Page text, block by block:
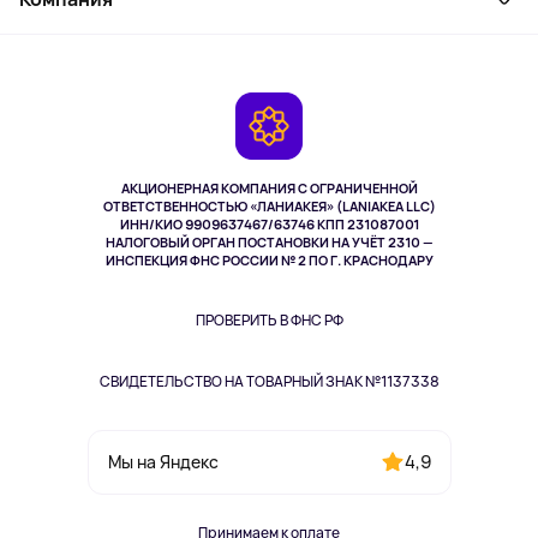
АКЦИОНЕРНАЯ КОМПАНИЯ С ОГРАНИЧЕННОЙ
ОТВЕТСТВЕННОСТЬЮ «ЛАНИАКЕЯ» (LANIAKEA LLC)
ИНН/КИО 9909637467/63746 КПП 231087001
НАЛОГОВЫЙ ОРГАН ПОСТАНОВКИ НА УЧЁТ 2310 —
ИНСПЕКЦИЯ ФНС РОССИИ № 2 ПО Г. КРАСНОДАРУ
ПРОВЕРИТЬ В ФНС РФ
СВИДЕТЕЛЬСТВО НА ТОВАРНЫЙ ЗНАК №1137338
Мы на Яндекс 4,9
Принимаем к оплате
Здоровье питомцев
Одежда и аксессуары